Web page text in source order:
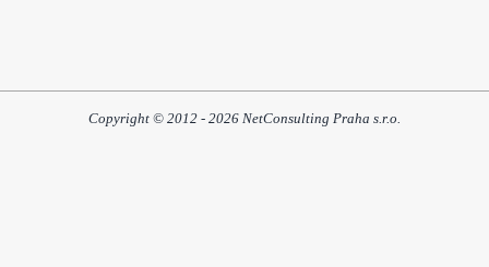
Copyright © 2012 - 2026 NetConsulting Praha s.r.o.